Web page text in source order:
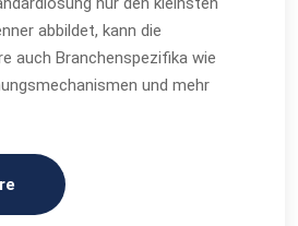
abbildet, kann die
auch Branchenspezifika wie
und mehr